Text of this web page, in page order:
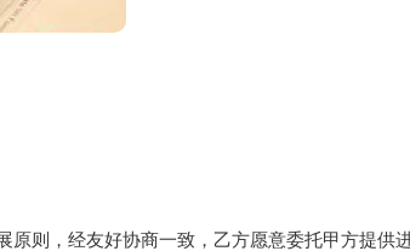
则，经友好协商一致，乙方愿意委托甲方提供